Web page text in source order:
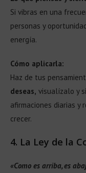
Si vibras en una
personas y
energía.
Cómo aplicarla:
Haz de tus
deseas, visualízalo y
afirmaciones diarias y
crecer.
4. La Ley de la
«Como es arriba, es